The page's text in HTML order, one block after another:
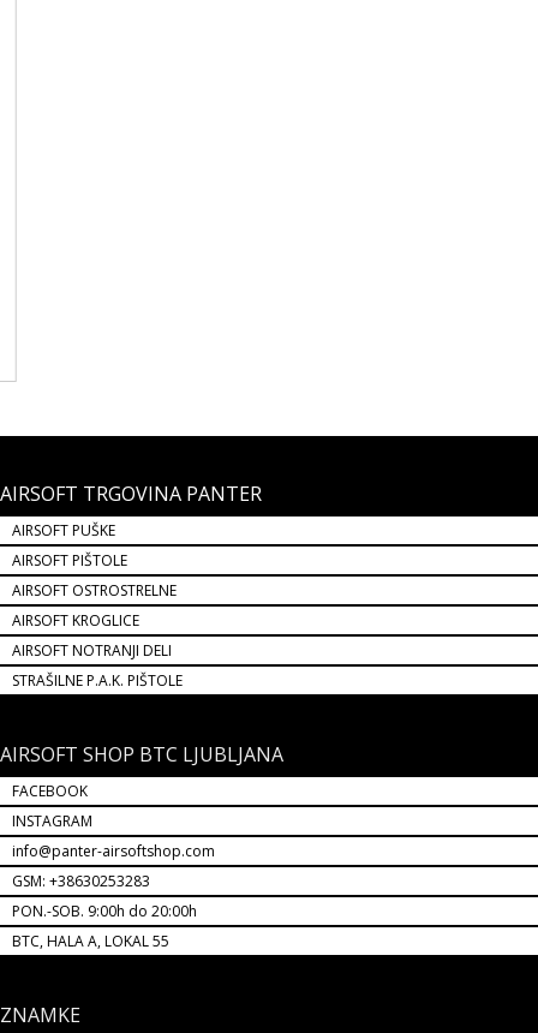
AIRSOFT TRGOVINA PANTER
AIRSOFT PUŠKE
AIRSOFT PIŠTOLE
AIRSOFT OSTROSTRELNE
AIRSOFT KROGLICE
AIRSOFT NOTRANJI DELI
STRAŠILNE P.A.K. PIŠTOLE
AIRSOFT SHOP BTC LJUBLJANA
FACEBOOK
INSTAGRAM
info@panter-airsoftshop.com
GSM: +38630253283
PON.-SOB. 9:00h do 20:00h
BTC, HALA A, LOKAL 55
ZNAMKE